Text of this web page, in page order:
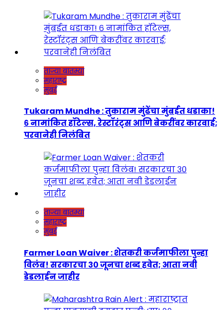
ताज्या बातम्या
महाराष्ट्र
मुंबई
Tukaram Mundhe : तुकाराम मुंढेंचा मुंबईत धडाका!
६ नामांकित हॉटेल्स, रेस्टॉरंट्स आणि बेकरींवर कारवाई;
परवानेही निलंबित
ताज्या बातम्या
महाराष्ट्र
मुंबई
Farmer Loan Waiver : शेतकरी कर्जमाफीला पुन्हा
विलंब! सरकारचा ३० जूनचा शब्द हवेत; आता नवी
डेडलाईन जाहीर